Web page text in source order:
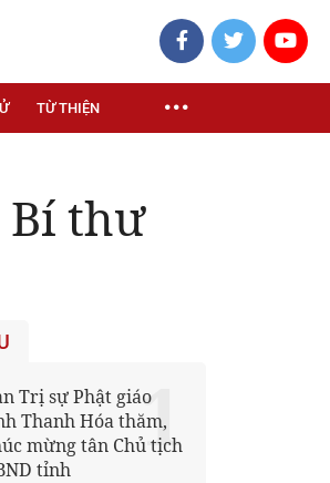
TỪ THIỆN
Bí thư
Trị sự Phật giáo
Thanh Hóa thăm,
mừng tân Chủ tịch
tỉnh
1